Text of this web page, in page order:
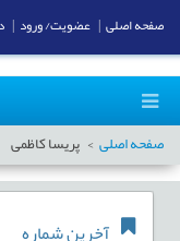
صفحه اصلی پریسا کاظمی
آخرین شماره
صفحه اصلی عضویت/ ورود